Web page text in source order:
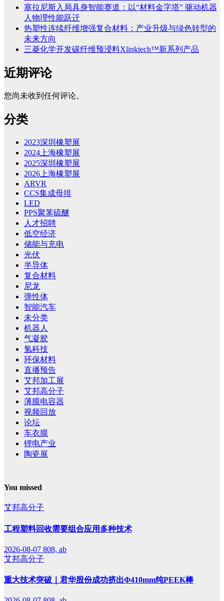
塞拉尼斯入局具身智能赛道：以“材料金字塔” 驱动机器
人物理性能跃迁
热塑性连续纤维增强复合材料：产业升级与绿色转型的
未来方向
三菱化学开发碳纤维预浸料Xlinktech™新系列产品
近期评论
您尚未收到任何评论。
分类
2023深圳橡塑展
2024上海橡塑展
2025深圳橡塑展
2026上海橡塑展
ARVR
CCS集成母排
LED
PPS聚苯硫醚
人才招聘
低空经济
储能与充电
光伏
半导体
复合材料
尼龙
弹性体
智能汽车
未分类
机器人
气凝胶
氢科技
环保材料
直播预告
艾邦加工展
艾邦高分子
薄膜电容器
视频回放
论坛
车衣膜
锂电产业
陶瓷展
You missed
艾邦高分子
工程塑料回收需要组合应用多种技术
2026-08-07 808, ab
艾邦高分子
重大技术突破｜君华股份成功挤出Φ410mm纯PEEK棒